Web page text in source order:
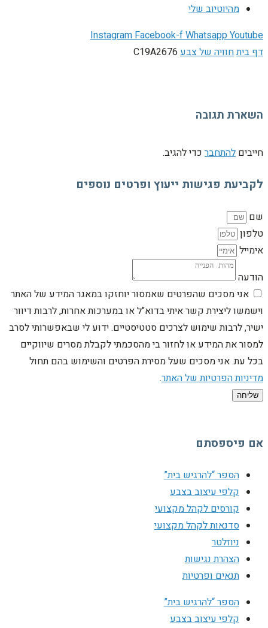
מהיוטיוב שלי
InstagramFacebook-fWhatsappYoutube
דף ביתחוויה של צבע C19A2676
השארת תגובה
חייבים להתחבר כדי להגיב.
לקביעת פגישות ייעוץ ופרטים נוספים
שם
טלפון
אימייל
הודעה
אני מסכים שהפרטים שאמסור יוחזקו במאגר המידע של האתר
וישמשו ליצירת קשר איתי בדוא"ל או במערכות אחרות, לרבות דיוור
ישיר, לרבות שימוש לצרכים סטטיסטיים. ידוע לי שבאפשרותי לסרב
למסור את המידע או לחזור בי מהסכמתי לקבלת מסרים שיווקיים
בכל עת. אני מסכים שעל מסירת הפרטים והשימוש בהם תחול
מדיניות הפרטיות של האתר.
שליחה
אם פיספסתם
הספר “להרגיש בית”
קלפי עיצוב בצבע
קורסים לקהל מקצועי
סדנאות לקהל מקצועי
ניוזלטר
הצהרת נגישות
תנאים ופרטיות
הספר “להרגיש בית”
קלפי עיצוב בצבע